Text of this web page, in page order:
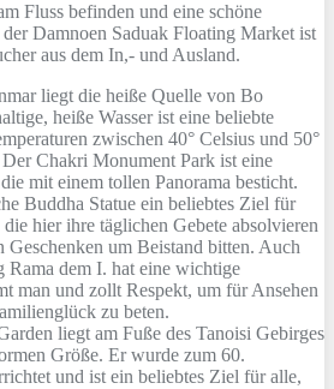
Fluss befinden und eine schöne
Damnoen Saduak Floating Market ist
aus dem In,- und Ausland.
liegt die heiße Quelle von Bo
heiße Wasser ist eine beliebte
zwischen 40° Celsius und 50°
Chakri Monument Park ist eine
mit einem tollen Panorama besticht.
Buddha Statue ein beliebtes Ziel für
hier ihre täglichen Gebete absolvieren
um Beistand bitten. Auch
dem I. hat eine wichtige
man und zollt Respekt, um für Ansehen
zu beten.
liegt am Fuße des Tanoisi Gebirges
Größe. Er wurde zum 60.
und ist ein beliebtes Ziel für alle,